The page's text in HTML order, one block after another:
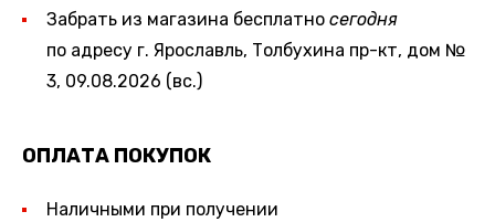
Забрать из магазина бесплатно сегодня
по адресу г. Ярославль, Толбухина пр-кт, дом №
3, 09.08.2026 (вс.)
ОПЛАТА ПОКУПОК
Наличными при получении